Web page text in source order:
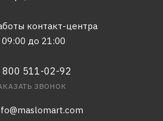
контакт-центра
09:00 до 21:00
800 511-02-92
ЗВОНОК